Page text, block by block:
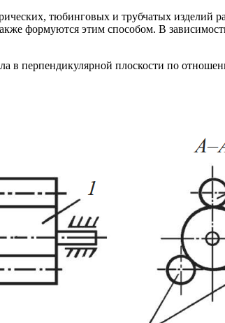
тюбинговых и трубчатых изделий
формуются этим способом. В
в перпендикулярной плоскости по